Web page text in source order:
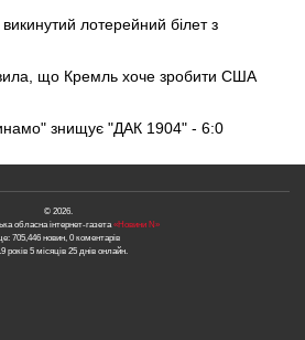
викинутий лотерейний білет з
що Кремль хоче зробити США
знищує "ДАК 1904" - 6:0
© 2026.
обласна інтернет-газета«Новини N»
705,446 новин, 0 коментарів
років 5 місяців 25 днів онлайн.